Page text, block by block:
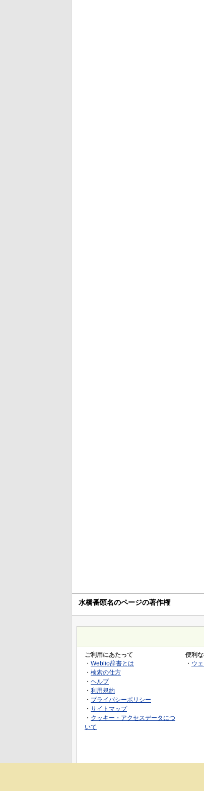
水橋番頭名のページの著作権
ご利用にあたって
・ Weblio辞書とは
・ 検索の仕方
・ ヘルプ
・ 利用規約
・ プライバシーポリシー
・ サイトマップ
・ クッキー・アクセスデータにつ
いて
便利
・ ウ